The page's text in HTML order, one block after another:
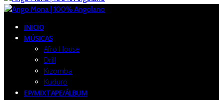
INICIO
MÚSICAS
Afro House
Drill
Kizomba
Kuduro
EP/MIXTAPE/ÁLBUM